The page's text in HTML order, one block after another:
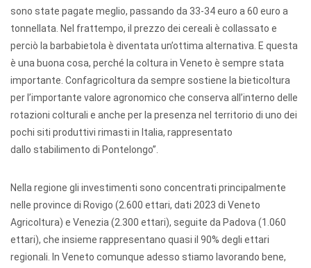
sono state pagate meglio, passando da 33-34 euro a 60 euro a
tonnellata. Nel frattempo, il prezzo dei cereali è collassato e
perciò la barbabietola è diventata un’ottima alternativa. E questa
è una buona cosa, perché la coltura in Veneto è sempre stata
importante. Confagricoltura da sempre sostiene la bieticoltura
per l’importante valore agronomico che conserva all’interno delle
rotazioni colturali e anche per la presenza nel territorio di uno dei
pochi siti produttivi rimasti in Italia, rappresentato
dallo stabilimento di Pontelongo”.
Nella regione gli investimenti sono concentrati principalmente
nelle province di Rovigo (2.600 ettari, dati 2023 di Veneto
Agricoltura) e Venezia (2.300 ettari), seguite da Padova (1.060
ettari), che insieme rappresentano quasi il 90% degli ettari
regionali. In Veneto comunque adesso stiamo lavorando bene,